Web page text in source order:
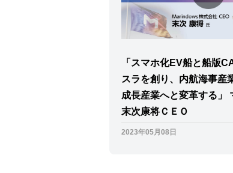
「スマホ化EV船と船版
スラを創り、内航海事産
成長産業へと変革する」
末次康将ＣＥＯ
2023年05月08日